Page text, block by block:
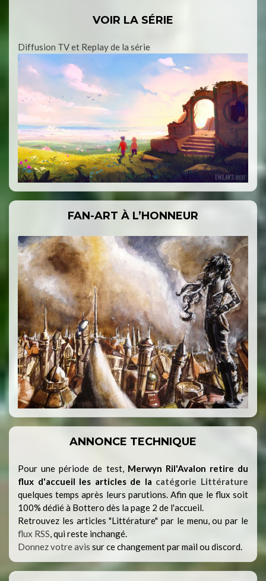
VOIR LA SÉRIE
Diffusion TV et Replay de la série
FAN-ART À L’HONNEUR
ANNONCE TECHNIQUE
Pour une période de test,Merwyn Ril'Avalon retire du
flux d'accueil les articles de la catégorie Littérature
quelques temps après leurs parutions. Afin que le flux soit
100% dédié à Bottero dès la page 2 de l'accueil.
Retrouvez les articles "Littérature" par le menu, ou par le
flux RSS, qui reste inchangé.
Donnez votre avis sur ce changement par mail ou discord.